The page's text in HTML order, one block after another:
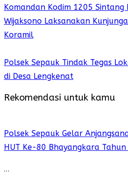
Komandan Kodim 1205
Wijaksono Laksanakan
Koramil
Polsek Sepauk Tindak Tegas
di Desa Lengkenat
Rekomendasi untuk kamu
Polsek Sepauk Gelar
HUT Ke-80 Bhayangkara
…